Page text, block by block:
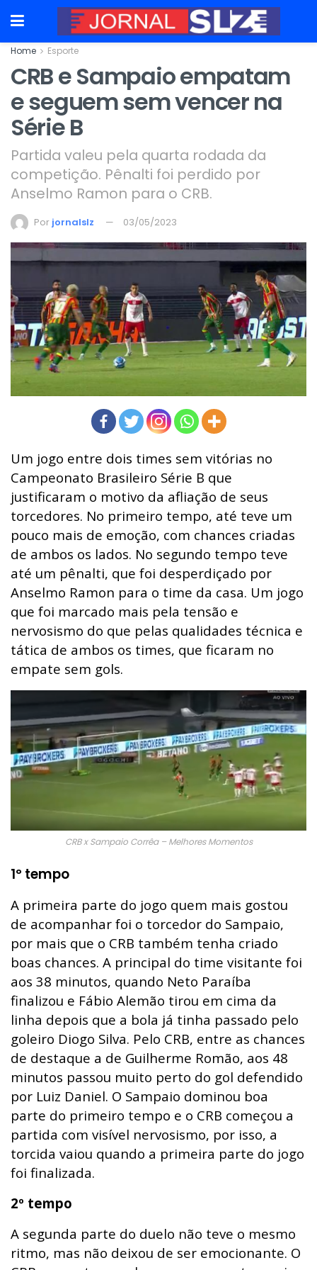
Home Esporte
CRB e Sampaio empatam
e seguem sem vencer na
Série B
Partida valeu pela quarta rodada da
competição. Pênalti foi perdido por
Anselmo Ramon para o CRB.
Por jornalslz 03/05/2023
Um jogo entre dois times sem vitórias no
Campeonato Brasileiro Série B que
justificaram o motivo da afliação de seus
torcedores. No primeiro tempo, até teve um
pouco mais de emoção, com chances criadas
de ambos os lados. No segundo tempo teve
até um pênalti, que foi desperdiçado por
Anselmo Ramon para o time da casa. Um jogo
que foi marcado mais pela tensão e
nervosismo do que pelas qualidades técnica e
tática de ambos os times, que ficaram no
empate sem gols.
CRB x Sampaio Corrêa – Melhores Momentos
1º tempo
A primeira parte do jogo quem mais gostou
de acompanhar foi o torcedor do Sampaio,
por mais que o CRB também tenha criado
boas chances. A principal do time visitante foi
aos 38 minutos, quando Neto Paraíba
finalizou e Fábio Alemão tirou em cima da
linha depois que a bola já tinha passado pelo
goleiro Diogo Silva. Pelo CRB, entre as chances
de destaque a de Guilherme Romão, aos 48
minutos passou muito perto do gol defendido
por Luiz Daniel. O Sampaio dominou boa
parte do primeiro tempo e o CRB começou a
partida com visível nervosismo, por isso, a
torcida vaiou quando a primeira parte do jogo
foi finalizada.
2º tempo
A segunda parte do duelo não teve o mesmo
ritmo, mas não deixou de ser emocionante. O